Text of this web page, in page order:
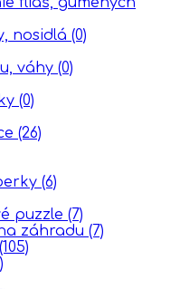
nosidlá (0)
váhy (0)
(0)
(26)
(6)
puzzle (7)
záhradu (7)
(105)